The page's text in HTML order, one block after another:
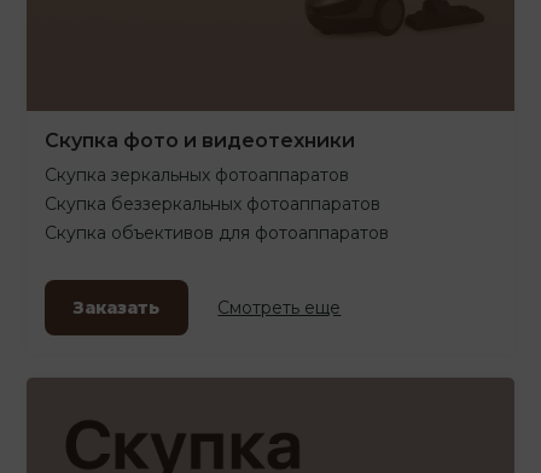
Скупка фото и видеотехники
Скупка зеркальных фотоаппаратов
Скупка беззеркальных фотоаппаратов
Скупка объективов для фотоаппаратов
Заказать Смотреть еще